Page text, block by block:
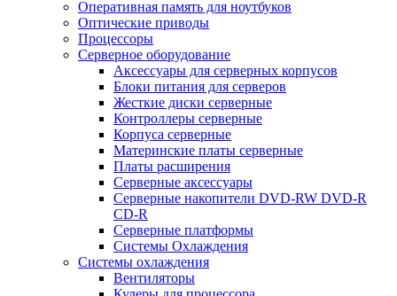
Оперативная память для ноутбуков
Оптические приводы
Процессоры
Серверное оборудование
Аксессуары для серверных корпусов
Блоки питания для серверов
Жесткие диски серверные
Контроллеры серверные
Корпуса серверные
Материнские платы серверные
Платы расширения
Серверные аксессуары
Серверные накопители DVD-RW DVD-R
CD-R
Серверные платформы
Системы Охлаждения
Системы охлаждения
Вентиляторы